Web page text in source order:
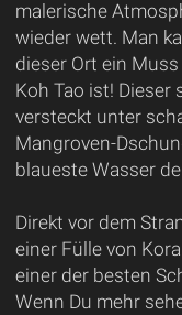
malerische
wieder wett. Man
dieser Ort ein
Koh Tao ist! Dieser
versteckt unter
Mangroven-
blaueste Wasser
Direkt vor dem
einer Fülle von
einer der besten
Wenn Du mehr